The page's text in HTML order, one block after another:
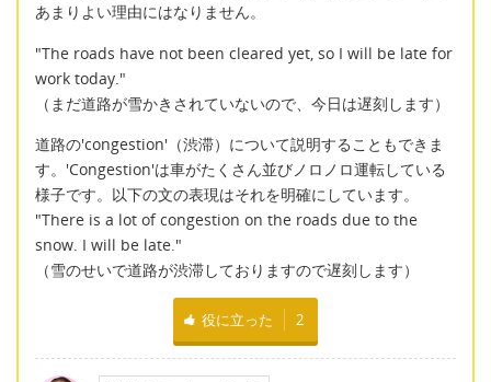
あまりよい理由にはなりません。
"The roads have not been cleared yet, so I will be late for
work today."
（まだ道路が雪かきされていないので、今日は遅刻します）
道路の'congestion'（渋滞）について説明することもできま
す。'Congestion'は車がたくさん並びノロノロ運転している
様子です。以下の文の表現はそれを明確にしています。
"There is a lot of congestion on the roads due to the
snow. I will be late."
（雪のせいで道路が渋滞しておりますので遅刻します）
役に立った 2